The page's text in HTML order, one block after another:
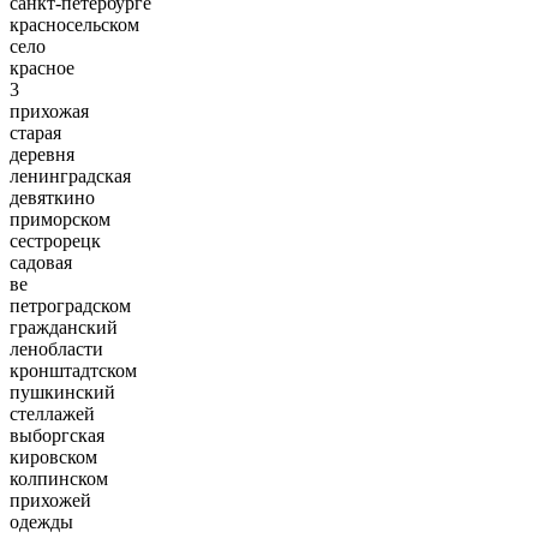
красносельском
село
красное
3
прихожая
старая
деревня
ленинградская
девяткино
приморском
сестрорецк
садовая
ве
петроградском
гражданский
ленобласти
кронштадтском
пушкинский
стеллажей
выборгская
кировском
колпинском
прихожей
одежды